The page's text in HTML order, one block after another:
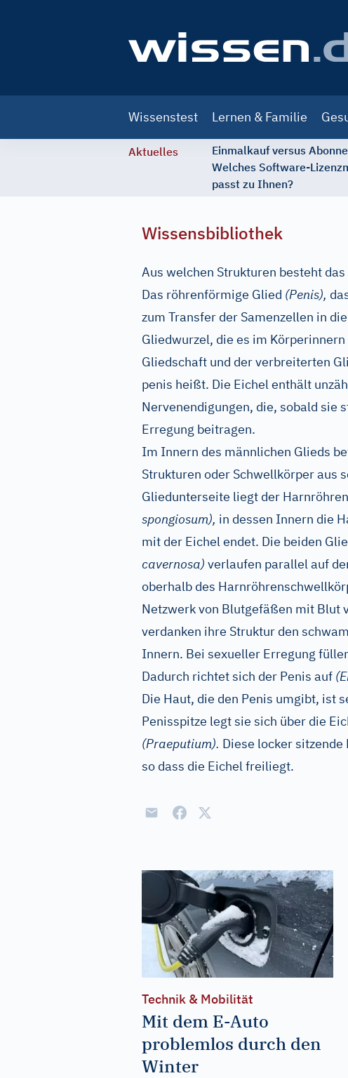
navigation
Wissenstest Lernen & Familie
Aktuelles
Einmalkauf versus
Welches Software-
passt zu Ihnen?
Wissensbibliothek
Aus welchen Strukturen besteht
Das röhrenförmige Glied (Penis),
zum Transfer der Samenzellen in
Gliedwurzel, die es im
Gliedschaft und der verbreiterten
penis heißt. Die Eichel enthält
Nervenendigungen, die, sobald sie
Erregung beitragen.
Im Innern des männlichen Glieds
Strukturen oder Schwellkörper aus
Gliedunterseite liegt der
spongiosum), in dessen Innern die
mit der Eichel endet. Die beiden
cavernosa) verlaufen parallel auf
oberhalb des
Netzwerk von Blutgefäßen mit Blut
verdanken ihre Struktur den
Innern. Bei sexueller Erregung
Dadurch richtet sich der Penis auf
Die Haut, die den Penis umgibt, ist
Penisspitze legt sie sich über die
(Praeputium). Diese locker
so dass die Eichel freiliegt.
Technik & Mobilität
Mit dem E-Auto
problemlos durch den
Winter